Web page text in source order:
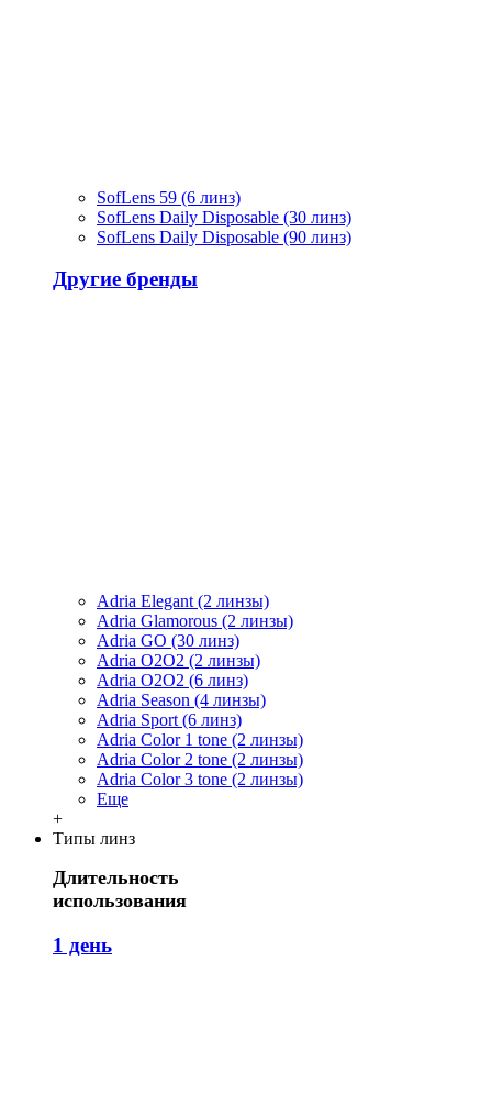
SofLens 59 (6 линз)
SofLens Daily Disposable (30 линз)
SofLens Daily Disposable (90 линз)
Другие бренды
Adria Elegant (2 линзы)
Adria Glamorous (2 линзы)
Adria GO (30 линз)
Adria O2O2 (2 линзы)
Adria O2O2 (6 линз)
Adria Season (4 линзы)
Adria Sport (6 линз)
Adria Сolor 1 tone (2 линзы)
Adria Сolor 2 tone (2 линзы)
Adria Сolor 3 tone (2 линзы)
Еще
+
Типы линз
Длительность
использования
1 день